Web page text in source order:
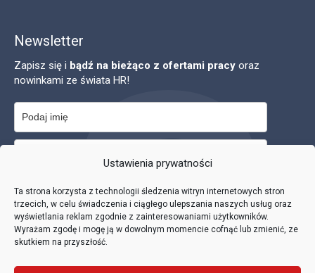
Ustawienia prywatności
Ta strona korzysta z technologii śledzenia witryn internetowych stron
trzecich, w celu świadczenia i ciągłego ulepszania naszych usług oraz
wyświetlania reklam zgodnie z zainteresowaniami użytkowników.
Wyrażam zgodę i mogę ją w dowolnym momencie cofnąć lub zmienić, ze
skutkiem na przyszłość.
Newsletter
Zapisz się i bądź na bieżąco z ofertami pracy oraz
nowinkami ze świata HR!
Zapisuję się na newsletter i akceptujępolitykę prywatności.